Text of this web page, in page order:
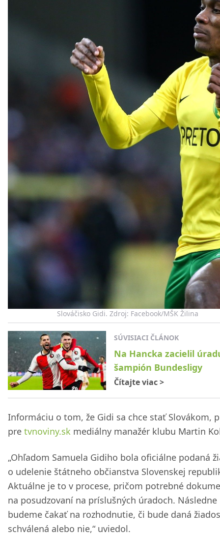
Slováčisko Gidi. Zdroj: Facebook/MŠK Žilina
SÚVISIACI ČLÁNOK
Na Hancka zacielil
šampión Bundesligy
Čítajte viac>
Informáciu o tom, že Gidi sa chce stať Slovákom,
pre tvnoviny.sk mediálny manažér klubu Martin
„Ohľadom Samuela Gidiho bola oficiálne podaná
o udelenie štátneho občianstva Slovenskej
Aktuálne je to v procese, pričom potrebné
na posudzovaní na príslušných úradoch. Následne
budeme čakať na rozhodnutie, či bude daná
schválená alebo nie,“ uviedol.